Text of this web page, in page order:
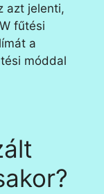
azt jelenti,
fűtési
a
móddal